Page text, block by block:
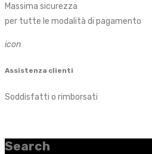
Massima sicurezza
per tutte le modalità di pagamento
icon
Assistenza clienti
Soddisfatti o rimborsati
Search